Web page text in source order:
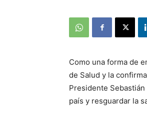
Como una forma de
de Salud y la
Presidente
país y resguardar la